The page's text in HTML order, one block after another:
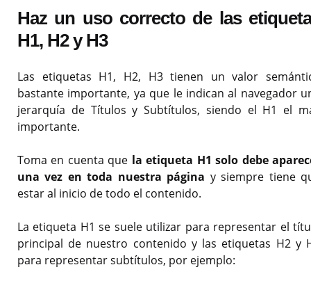
Haz un uso correcto de las
H1, H2 y H3
Las etiquetas H1, H2, H3 tienen un valor
bastante importante, ya que le indican al navegador
jerarquía de Títulos y Subtítulos, siendo el H1 el
importante.
Toma en cuenta que la etiqueta H1 solo debe
una vez en toda nuestra página y siempre tiene
estar al inicio de todo el contenido.
La etiqueta H1 se suele utilizar para representar el
principal de nuestro contenido y las etiquetas H2 y
para representar subtítulos, por ejemplo: